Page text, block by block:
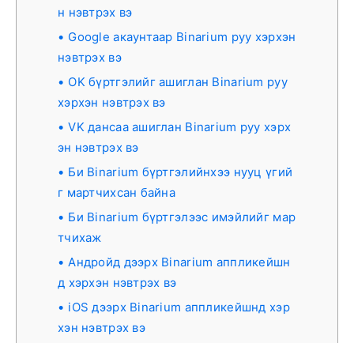
н нэвтрэх вэ
Google акаунтаар Binarium руу хэрхэн
нэвтрэх вэ
OK бүртгэлийг ашиглан Binarium руу
хэрхэн нэвтрэх вэ
VK дансаа ашиглан Binarium руу хэрх
эн нэвтрэх вэ
Би Binarium бүртгэлийнхээ нууц үгий
г мартчихсан байна
Би Binarium бүртгэлээс имэйлийг мар
тчихаж
Андройд дээрх Binarium аппликейшн
д хэрхэн нэвтрэх вэ
iOS дээрх Binarium аппликейшнд хэр
хэн нэвтрэх вэ